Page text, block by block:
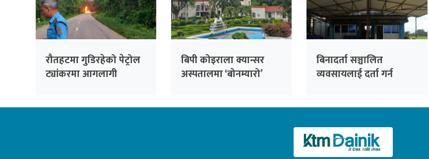
रौतहटमा गुडिरहेको पेट्रोल
ट्यांकरमा आगलागी
बिपी कोइराला क्यान्सर
अस्पतालमा ‘बोनम्यारो’
बिनादर्ता सञ्चालित
व्यवसायलाई दर्ता गर्न